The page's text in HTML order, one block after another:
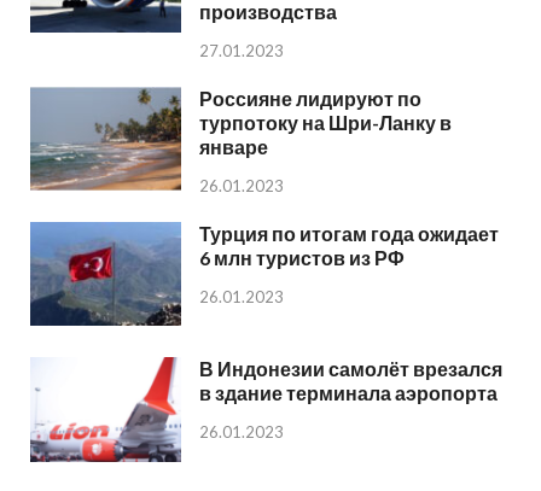
производства
27.01.2023
Россияне лидируют по
турпотоку на Шри-Ланку в
январе
26.01.2023
Турция по итогам года ожидает
6 млн туристов из РФ
26.01.2023
В Индонезии самолёт врезался
в здание терминала аэропорта
26.01.2023